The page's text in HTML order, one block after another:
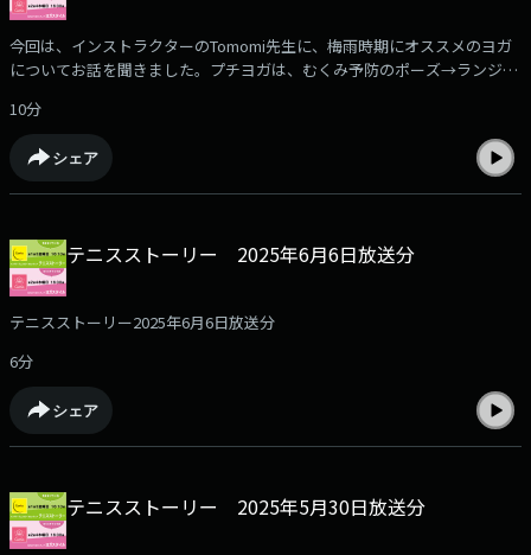
今回は、インストラクターのTomomi先生に、梅雨時期にオススメのヨガ
についてお話を聞きました。プチヨガは、むくみ予防のポーズ→ランジで
10分
シェア
テニスストーリー 2025年6月6日放送分
テニスストーリー2025年6月6日放送分
6分
シェア
テニスストーリー 2025年5月30日放送分